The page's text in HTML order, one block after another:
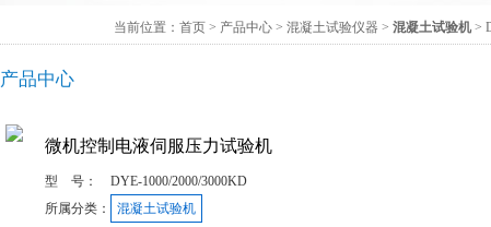
当前位置： 首页 > 产品中心 > 混凝土试验仪器 > 混凝土试验机 >
产品中心
微机控制电液伺服压力试验机
型 号：
DYE-1000/2000/3000KD
所属分类：
混凝土试验机